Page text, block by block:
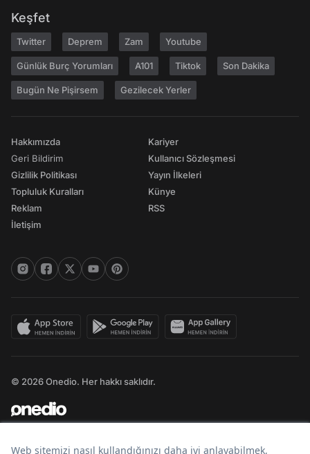
Keşfet
Twitter Deprem Zam Youtube
Günlük Burç Yorumları A101 Tiktok Son Dakika
Bugün Ne Pişirsem Gezilecek Yerler
Hakkımızda
Geri Bildirim
Gizlilik Politikası
Topluluk Kuralları
Reklam
İletişim
Kariyer
Kullanıcı Sözleşmesi
Yayın İlkeleri
Künye
RSS
© 2026 Onedio. Her hakkı saklıdır.